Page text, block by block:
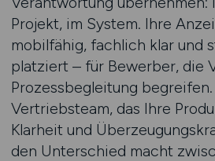
Projekt, im System. Ihre
mobilfähig, fachlich klar und
platziert – für Bewerber, die
Prozessbegleitung
Vertriebsteam, das Ihre
Klarheit und
den Unterschied macht